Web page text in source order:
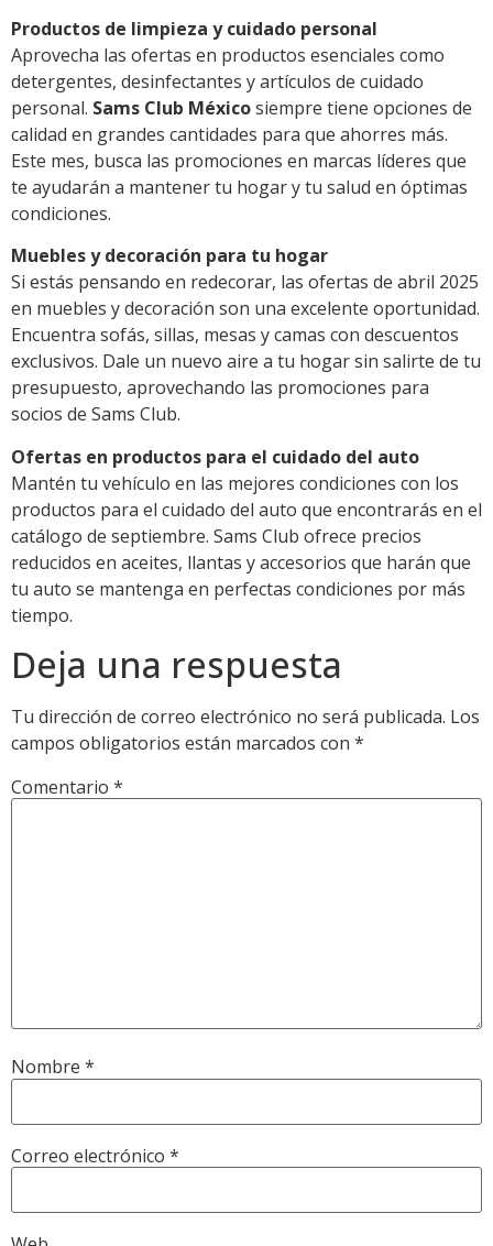
Productos de limpieza y cuidado personal
Aprovecha las ofertas en productos esenciales como
detergentes, desinfectantes y artículos de cuidado
personal. Sams Club Méxicosiempre tiene opciones de
calidad en grandes cantidades para que ahorres más.
Este mes, busca las promociones en marcas líderes que
te ayudarán a mantener tu hogar y tu salud en óptimas
condiciones.
Muebles y decoración para tu hogar
Si estás pensando en redecorar, las ofertas de abril 2025
en muebles y decoración son una excelente oportunidad.
Encuentra sofás, sillas, mesas y camas con descuentos
exclusivos. Dale un nuevo aire a tu hogar sin salirte de tu
presupuesto, aprovechando las promociones para
socios de Sams Club.
Ofertas en productos para el cuidado del auto
Mantén tu vehículo en las mejores condiciones con los
productos para el cuidado del auto que encontrarás en el
catálogo de septiembre. Sams Club ofrece precios
reducidos en aceites, llantas y accesorios que harán que
tu auto se mantenga en perfectas condiciones por más
tiempo.
Deja una respuesta
Tu dirección de correo electrónico no será publicada. Los
campos obligatorios están marcados con *
Comentario *
Nombre *
Correo electrónico *